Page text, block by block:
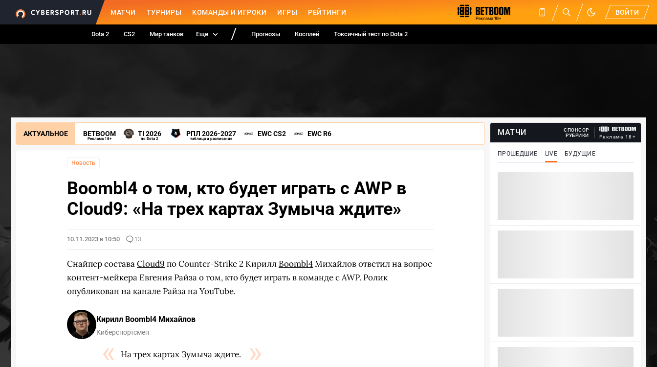
МАТЧИ ТУРНИРЫ КОМАНДЫ И ИГРОКИ ИГРЫ РЕЙТИНГИ ВОЙТИ
Dota 2 CS2 Мир танков Еще Прогнозы Косплей Токсичный тест по Dota 2
АКТУАЛЬНОЕ BETBOOM
Реклама 18+
TI 2026
по Dota 2
РПЛ 2026-2027
таблица и расписание
EWC CS2 EWC R6
Новость
Boombl4 о том, кто будет играть с AWP в
Cloud9: «На трех картах Зумыча ждите»
10.11.2023 в 10:50 13
Снайпер составаCloud9 по Counter-Strike 2 Кирилл Boombl4Михайлов ответил на вопрос
контент-мейкера Евгения Райза о том, кто будет играть в команде с AWP. Ролик
опубликован на канале Райза на YouTube.
Кирилл Boombl4 Михайлов
Киберспортсмен
На трех картах Зумыча ждите.
МАТЧИ
СПОНСОР
РУБРИКИ
Реклама 18+
ПРОШЕДШИЕ LIVE БУДУЩИЕ